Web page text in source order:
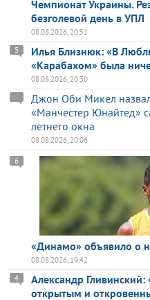
Чемпионат Украины.
безголевой день в УПЛ
08.08.2026, 20:51
Илья Близнюк: «В
«Карабахом» была
5
08.08.2026, 20:30
Джон Оби Микел
«Манчестер Юнайтед»
летнего окна
08.08.2026, 20:06
«Динамо» объявило о
6
08.08.2026, 19:42
Александр
открытым и
4